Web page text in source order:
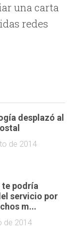
una carta
redes
desplazó al
de 2014
te podría
servicio por
m...
de 2014